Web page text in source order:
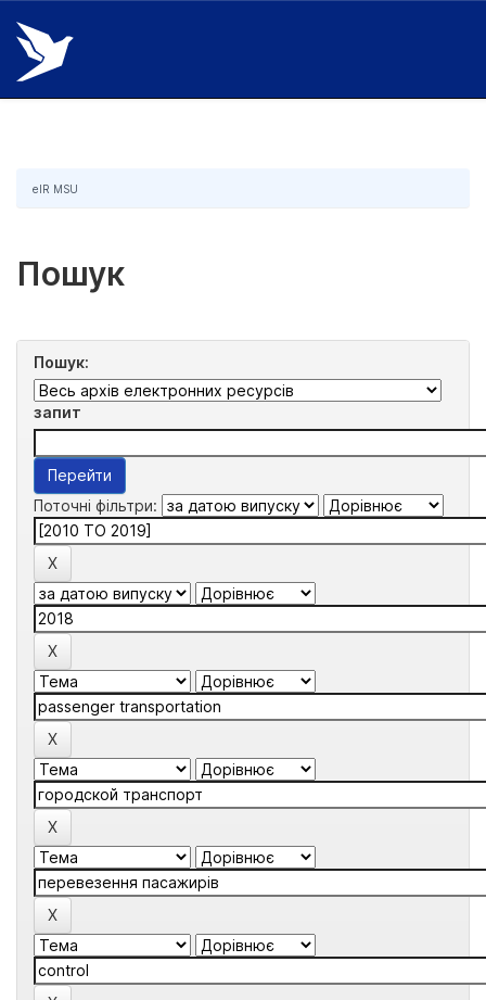
Skip
navigation
eIR MSU
Пошук
Пошук:
запит
Поточні фільтри: